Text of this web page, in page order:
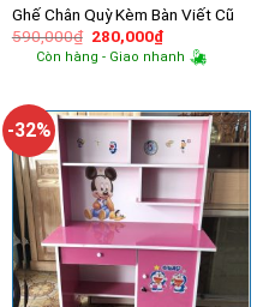
Ghế Chân Quỳ Kèm Bàn Viết Cũ
590,000₫ Giá
gốc
là:
280,000₫Giá
hiện
tại
Còn hàng - Giao nhanh
-32%